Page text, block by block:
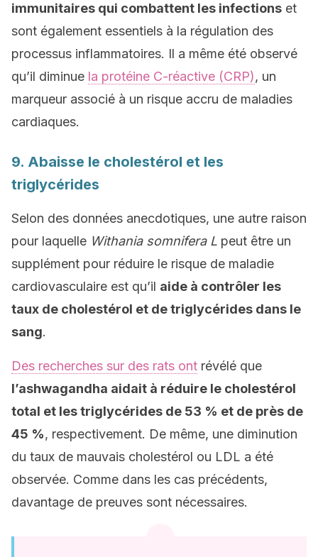
immunitaires qui combattent les infections et
sont également essentiels à la régulation des
processus inflammatoires. Il a même été observé
qu’il diminue la protéine C-réactive (CRP), un
marqueur associé à un risque accru de maladies
cardiaques.
9. Abaisse le cholestérol et les
triglycérides
Selon des données anecdotiques, une autre raison
pour laquelle Withania somnifera L peut être un
supplément pour réduire le risque de maladie
cardiovasculaire est qu’il aide à contrôler les
taux de cholestérol et de triglycérides dans le
sang.
Des recherches sur des rats ont révélé que
l’ashwagandha aidait à réduire le cholestérol
total et les triglycérides de 53 % et de près de
45 %, respectivement. De même, une diminution
du taux de mauvais cholestérol ou LDL a été
observée. Comme dans les cas précédents,
davantage de preuves sont nécessaires.